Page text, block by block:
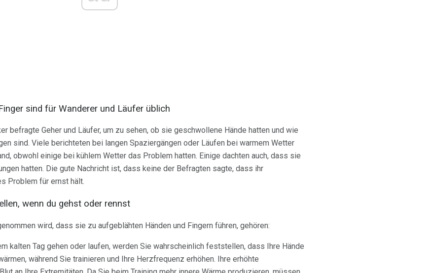
sind für Wanderer und Läufer üblich
befragte Geher und Läufer, um zu sehen, ob sie geschwollene Hände hatten und wie
sind. Viele berichteten bei langen Spaziergängen oder Läufen bei warmem Wetter
obwohl einige bei kühlem Wetter das Problem hatten. Einige dachten auch, dass sie
hatten. Die gute Nachricht ist, dass keine der Befragten sagte, dass ihr
Problem für ernst hält.
wenn du gehst oder rennst
wird, dass sie zu aufgeblähten Händen und Fingern führen, gehören:
kalten Tag gehen oder laufen, werden Sie wahrscheinlich feststellen, dass Ihre Hände
während Sie trainieren und Ihre Herzfrequenz erhöhen. Ihre erhöhte